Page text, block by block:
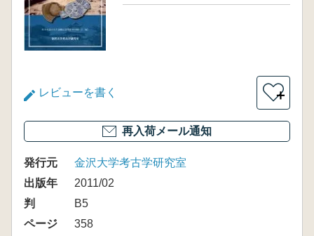
レビューを書く ＋
再入荷メール通知
発行元
金沢大学考古学研究室
出版年
2011/02
判
B5
ページ
358